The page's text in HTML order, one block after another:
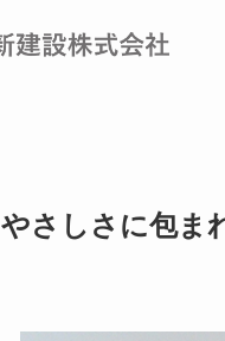
やさしさに包ま